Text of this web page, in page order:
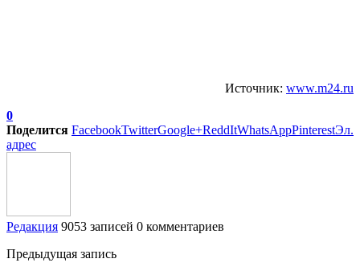
Источник: www.m24.ru
0
Поделится FacebookTwitterGoogle+ReddItWhatsAppPinterestЭл.
адрес
Редакция 9053 записей 0 комментариев
Предыдущая запись